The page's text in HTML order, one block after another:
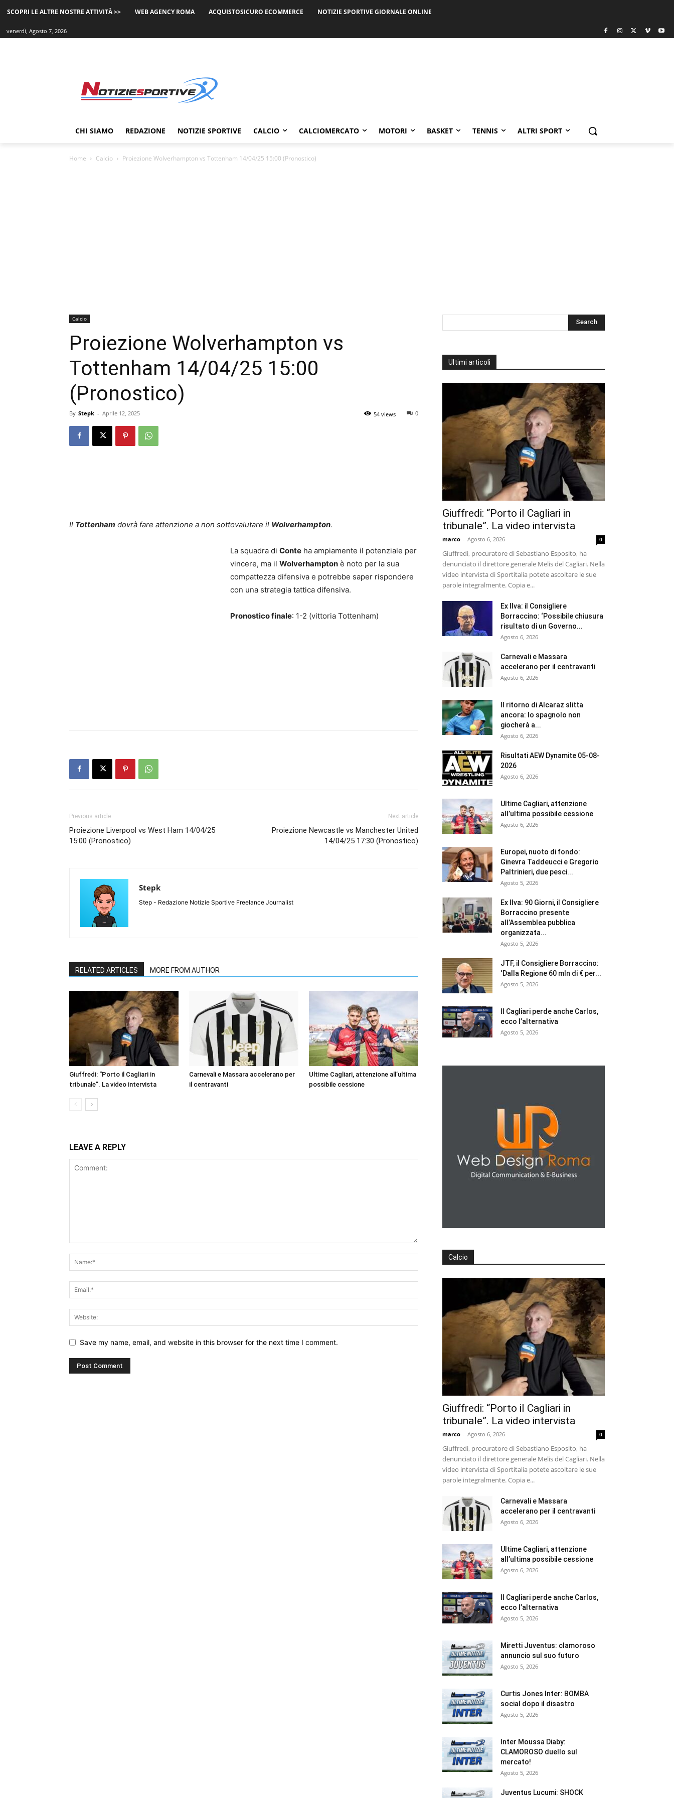
SCOPRI LE ALTRE NOSTRE ATTIVITÀ >> WEB AGENCY ROMA ACQUISTOSICURO ECOMMERCE NOTIZIE SPORTIVE GIORNALE ONLINE
venerdì, Agosto 7, 2026
CHI SIAMO REDAZIONE NOTIZIE SPORTIVE CALCIO CALCIOMERCATO MOTORI BASKET TENNIS ALTRI SPORT
Home Calcio Proiezione Wolverhampton vs Tottenham 14/04/25 15:00 (Pronostico)
Calcio
Proiezione Wolverhampton vs
Tottenham 14/04/25 15:00
(Pronostico)
By Stepk - Aprile 12, 2025 0
54 views
Il Tottenham dovrà fare attenzione a non sottovalutare il Wolverhampton.
La squadra di Conte ha ampiamente il potenziale per
vincere, ma il Wolverhampton è noto per la sua
compattezza difensiva e potrebbe saper rispondere
con una strategia tattica difensiva.
Pronostico finale: 1-2 (vittoria Tottenham)
Previous article
Proiezione Liverpool vs West Ham 14/04/25
15:00 (Pronostico)
Next article
Proiezione Newcastle vs Manchester United
14/04/25 17:30 (Pronostico)
Stepk
Step - Redazione Notizie Sportive Freelance Journalist
RELATED ARTICLES MORE FROM AUTHOR
Giuffredi: “Porto il Cagliari in
tribunale”. La video intervista
Carnevali e Massara accelerano per
il centravanti
Ultime Cagliari, attenzione all’ultima
possibile cessione
LEAVE A REPLY
Save my name, email, and website in this browser for the next time I comment.
Ultimi articoli
Giuffredi: “Porto il Cagliari in
tribunale”. La video intervista
marco - Agosto 6, 2026 0
Giuffredi, procuratore di Sebastiano Esposito, ha
denunciato il direttore generale Melis del Cagliari. Nella
video intervista di Sportitalia potete ascoltare le sue
parole integralmente. Copia e...
Ex Ilva: il Consigliere
Borraccino: ‘Possibile chiusura
risultato di un Governo...
Agosto 6, 2026
Carnevali e Massara
accelerano per il centravanti
Agosto 6, 2026
Il ritorno di Alcaraz slitta
ancora: lo spagnolo non
giocherà a...
Agosto 6, 2026
Risultati AEW Dynamite 05-08-
2026
Agosto 6, 2026
Ultime Cagliari, attenzione
all’ultima possibile cessione
Agosto 6, 2026
Europei, nuoto di fondo:
Ginevra Taddeucci e Gregorio
Paltrinieri, due pesci...
Agosto 5, 2026
Ex Ilva: 90 Giorni, il Consigliere
Borraccino presente
all’Assemblea pubblica
organizzata...
Agosto 5, 2026
JTF, il Consigliere Borraccino:
‘Dalla Regione 60 mln di € per...
Agosto 5, 2026
Il Cagliari perde anche Carlos,
ecco l’alternativa
Agosto 5, 2026
Calcio
Giuffredi: “Porto il Cagliari in
tribunale”. La video intervista
marco - Agosto 6, 2026 0
Giuffredi, procuratore di Sebastiano Esposito, ha
denunciato il direttore generale Melis del Cagliari. Nella
video intervista di Sportitalia potete ascoltare le sue
parole integralmente. Copia e...
Carnevali e Massara
accelerano per il centravanti
Agosto 6, 2026
Ultime Cagliari, attenzione
all’ultima possibile cessione
Agosto 6, 2026
Il Cagliari perde anche Carlos,
ecco l’alternativa
Agosto 5, 2026
Miretti Juventus: clamoroso
annuncio sul suo futuro
Agosto 5, 2026
Curtis Jones Inter: BOMBA
social dopo il disastro
Agosto 5, 2026
Inter Moussa Diaby:
CLAMOROSO duello sul
mercato!
Agosto 5, 2026
Juventus Lucumi: SHOCK